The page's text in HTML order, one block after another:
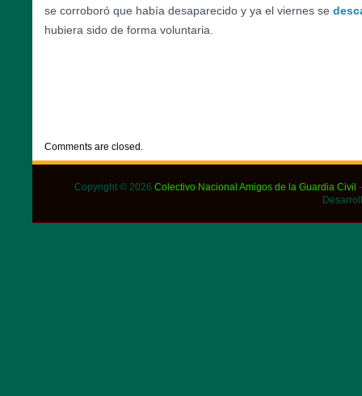
se corroboró que había desaparecido y ya el viernes se
hubiera sido de forma voluntaria.
Comments are closed.
Copyright © 2026 Colectivo Nacional Amigos de la Guardia Civil